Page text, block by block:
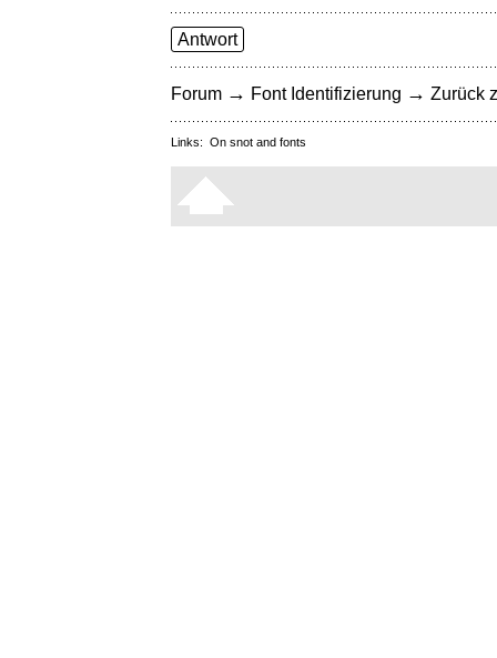
Antwort
Forum → Font Identifizierung → Zurück
Links: On snot and fonts